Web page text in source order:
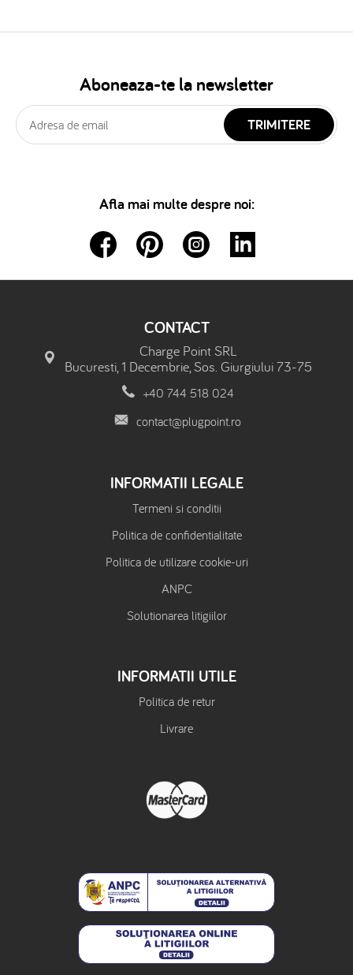
Aboneaza-te la newsletter
TRIMITERE
Afla mai multe despre noi:
CONTACT
Charge Point SRL
Bucuresti, 1 Decembrie, Sos. Giurgiului 73-75
+40 744 518 024
contact@plugpoint.ro
INFORMATII LEGALE
Termeni si conditii
Politica de confidentialitate
Politica de utilizare cookie-uri
ANPC
Solutionarea litigiilor
INFORMATII UTILE
Politica de retur
Livrare